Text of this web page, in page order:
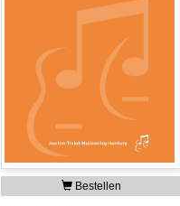
Bestellen